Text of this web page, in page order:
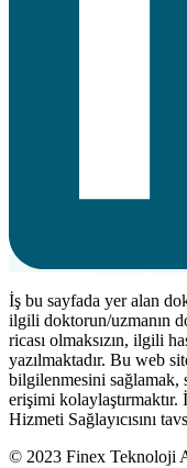
İş bu sayfada yer alan
ilgili doktorun/uzmanın
ricası olmaksızın, ilgili
yazılmaktadır. Bu web
bilgilenmesini sağlamak,
erişimi
Hizmeti Sağlayıcısını
© 2023 Finex Teknoloji